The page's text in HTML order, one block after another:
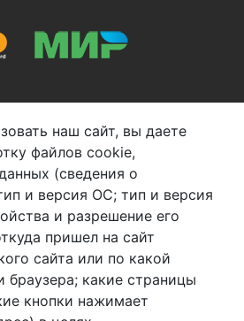
08
- оптовые продажи
пер.
владение 2.
наш сайт, вы даете
файлов cookie,
(сведения о
и версия ОС; тип и версия
и разрешение его
пришел на сайт
сайта или по какой
какие страницы
кнопки нажимает